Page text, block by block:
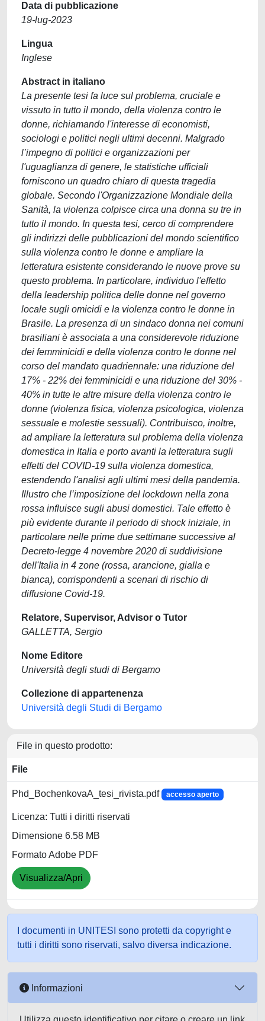
Data di pubblicazione
19-lug-2023
Lingua
Inglese
Abstract in italiano
La presente tesi fa luce sul problema, cruciale e
vissuto in tutto il mondo, della violenza contro le
donne, richiamando l'interesse di economisti,
sociologi e politici negli ultimi decenni. Malgrado
l’impegno di politici e organizzazioni per
l'uguaglianza di genere, le statistiche ufficiali
forniscono un quadro chiaro di questa tragedia
globale. Secondo l'Organizzazione Mondiale della
Sanità, la violenza colpisce circa una donna su tre in
tutto il mondo. In questa tesi, cerco di comprendere
gli indirizzi delle pubblicazioni del mondo scientifico
sulla violenza contro le donne e ampliare la
letteratura esistente considerando le nuove prove su
questo problema. In particolare, individuo l'effetto
della leadership politica delle donne nel governo
locale sugli omicidi e la violenza contro le donne in
Brasile. La presenza di un sindaco donna nei comuni
brasiliani è associata a una considerevole riduzione
dei femminicidi e della violenza contro le donne nel
corso del mandato quadriennale: una riduzione del
17% - 22% dei femminicidi e una riduzione del 30% -
40% in tutte le altre misure della violenza contro le
donne (violenza fisica, violenza psicologica, violenza
sessuale e molestie sessuali). Contribuisco, inoltre,
ad ampliare la letteratura sul problema della violenza
domestica in Italia e porto avanti la letteratura sugli
effetti del COVID-19 sulla violenza domestica,
estendendo l'analisi agli ultimi mesi della pandemia.
Illustro che l’imposizione del lockdown nella zona
rossa influisce sugli abusi domestici. Tale effetto è
più evidente durante il periodo di shock iniziale, in
particolare nelle prime due settimane successive al
Decreto-legge 4 novembre 2020 di suddivisione
dell'Italia in 4 zone (rossa, arancione, gialla e
bianca), corrispondenti a scenari di rischio di
diffusione Covid-19.
Relatore, Supervisor, Advisor o Tutor
GALLETTA, Sergio
Nome Editore
Università degli studi di Bergamo
Collezione di appartenenza
Università degli Studi di Bergamo
File in questo prodotto:
File
Phd_BochenkovaA_tesi_rivista.pdf accesso aperto
Licenza: Tutti i diritti riservati
Dimensione 6.58 MB
Formato Adobe PDF
Visualizza/Apri
I documenti in UNITESI sono protetti da copyright e
tutti i diritti sono riservati, salvo diversa indicazione.
Informazioni